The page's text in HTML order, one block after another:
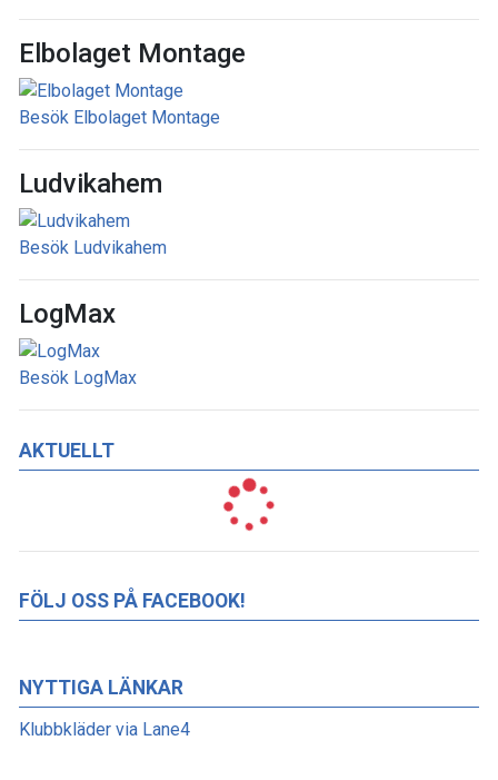
AKTUELLT
FÖLJ OSS PÅ FACEBOOK!
Elbolaget Montage
Besök Elbolaget Montage
Ludvikahem
Besök Ludvikahem
LogMax
Besök LogMax
NYTTIGA LÄNKAR
Klubbkläder via Lane4